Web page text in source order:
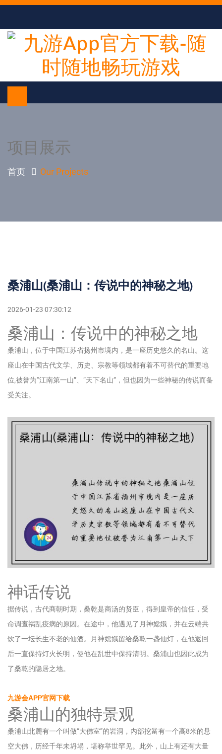
项目展示
首页 Our Projects
桑浦山(桑浦山：传说中的神秘之地)
2026-01-23 07:30:12
桑浦山：传说中的神秘之地
桑浦山，位于中国江苏省扬州市境内，是一座历史悠久的名山。这
座山在中国古代文学、历史、宗教等领域都有着不可替代的重要地
位,被誉为“江南第一山”、“天下名山”，但也因为一些神秘的传说而备
受关注。
神话传说
据传说，古代商朝时期，桑乾是商汤的贤臣，得到皇帝的信任，受
命调查祸乱疫病的原因。在途中，他遇见了月神嫦娥，并在云端共
饮了一坛长生不老的仙酒。月神嫦娥留给桑乾一盏仙灯，在他返回
后一直保持灯火长明，使他在乱世中保持清明。桑浦山也因此成为
了桑乾的隐居之地。
九游会APP官网下载
桑浦山的独特景观
桑浦山北麓有一个叫做“大佛室”的岩洞，内部挖凿有一个高8米的悬
空大佛，历经千年未坍塌，堪称举世罕见。此外，山上有还有大量